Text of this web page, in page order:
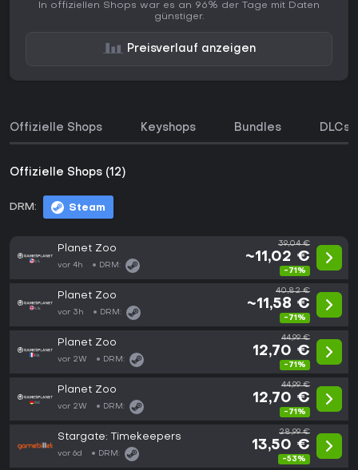
In offiziellen Shops war es an 96% der Tage mit Daten
günstiger.
Preisverlauf anzeigen
Offizielle Shops Keyshops Bundles DLCs
Offizielle Shops (12)
DRM: Steam
Planet Zoo
vor 4h DRM:
39,04 €
~11,02 €
-71%
Planet Zoo
vor 3h DRM:
40,82 €
~11,58 €
-71%
Planet Zoo
vor 2W DRM:
44,99 €
12,70 €
-71%
Planet Zoo
vor 2W DRM:
44,99 €
12,70 €
-71%
Stargate: Timekeepers
vor 6d DRM:
28,99 €
13,50 €
-53%